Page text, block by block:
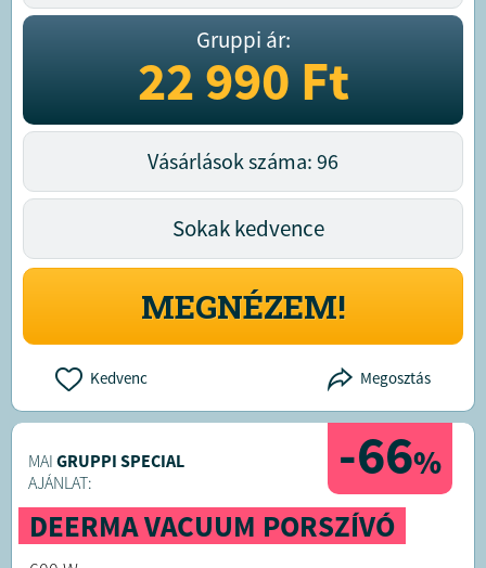
Gruppi ár:
22 990Ft
Vásárlások száma: 96
Sokak kedvence
MEGNÉZEM!
Kedvenc Megosztás
-66%
MAI GRUPPI SPECIAL
AJÁNLAT:
DEERMA VACUUM PORSZÍVÓ